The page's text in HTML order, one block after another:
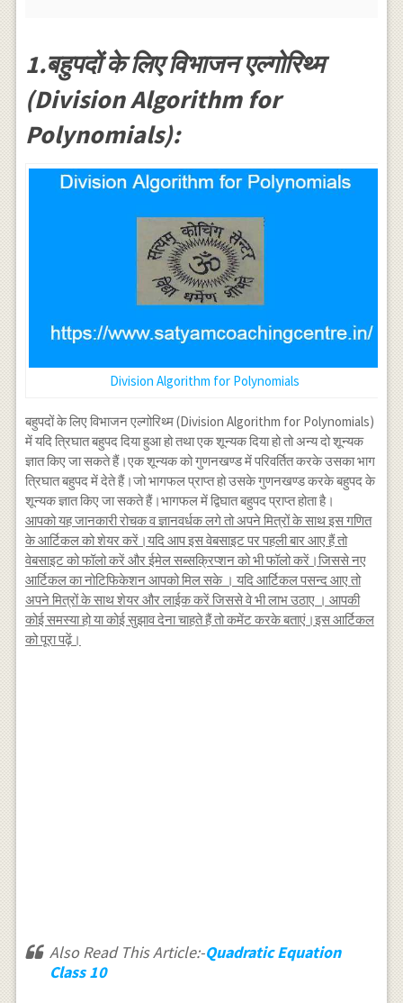
1.बहुपदों के लिए विभाजन एल्गोरिथ्म
(Division Algorithm for
Polynomials):
Division Algorithm for Polynomials
बहुपदों के लिए विभाजन एल्गोरिथ्म (Division Algorithm for Polynomials)
में यदि त्रिघात बहुपद दिया हुआ हो तथा एक शून्यक दिया हो तो अन्य दो शून्यक
ज्ञात किए जा सकते हैं।एक शून्यक को गुणनखण्ड में परिवर्तित करके उसका भाग
त्रिघात बहुपद में देते हैं।जो भागफल प्राप्त हो उसके गुणनखण्ड करके बहुपद के
शून्यक ज्ञात किए जा सकते हैं।भागफल में द्विघात बहुपद प्राप्त होता है।
आपको यह जानकारी रोचक व ज्ञानवर्धक लगे तो अपने मित्रों के साथ इस गणित
के आर्टिकल को शेयर करें।यदि आप इस वेबसाइट पर पहली बार आए हैं तो
वेबसाइट को फॉलो करें और ईमेल सब्सक्रिप्शन को भी फॉलो करें।जिससे नए
आर्टिकल का नोटिफिकेशन आपको मिल सके । यदि आर्टिकल पसन्द आए तो
अपने मित्रों के साथ शेयर और लाईक करें जिससे वे भी लाभ उठाए । आपकी
कोई समस्या हो या कोई सुझाव देना चाहते हैं तो कमेंट करके बताएं।इस आर्टिकल
को पूरा पढ़ें।
Also Read This Article:-Quadratic Equation
Class 10